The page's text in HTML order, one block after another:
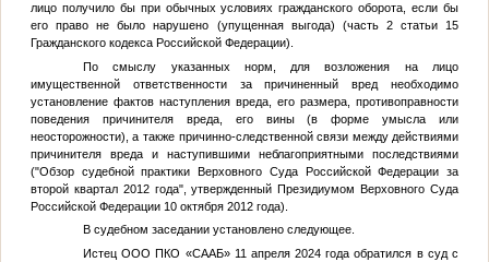
лицо получило бы при обычных условиях гражданского оборота, если бы
его право не было нарушено (упущенная выгода) (часть 2 статьи 15
Гражданского кодекса Российской Федерации).
По смыслу указанных норм, для возложения на лицо
имущественной ответственности за причиненный вред необходимо
установление фактов наступления вреда, его размера, противоправности
поведения причинителя вреда, его вины (в форме умысла или
неосторожности), а также причинно-следственной связи между действиями
причинителя вреда и наступившими неблагоприятными последствиями
("Обзор судебной практики Верховного Суда Российской Федерации за
второй квартал 2012 года", утвержденный Президиумом Верховного Суда
Российской Федерации 10 октября 2012 года).
В судебном заседании установлено следующее.
Истец ООО ПКО «СААБ» 11 апреля 2024 года обратился в суд с